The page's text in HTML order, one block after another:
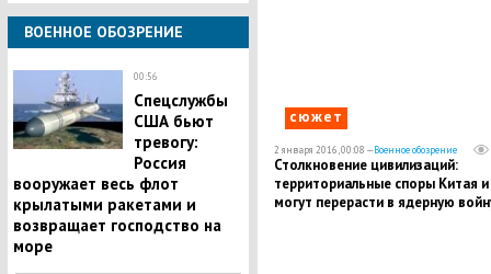
ВОЕННОЕ ОБОЗРЕНИЕ
00:56
Спецслужбы
США бьют
тревогу:
Россия
вооружает весь флот
крылатыми ракетами и
возвращает господство на
море
сюжет
2 января 2016, 00:08 —Военное обозрение
Столкновение цивилизаций:
территориальные споры Китая
могут перерасти в ядерную